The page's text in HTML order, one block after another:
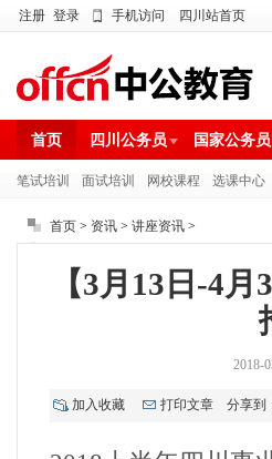
注册 登录 手机访问 四川站首页
首页 四川公务员 国家公务员
笔试培训 面试培训 网校课程 选课中心
首页 > 资讯 > 讲座资讯 >
【3月13日-4
2018-
加入收藏 打印文章 分享到